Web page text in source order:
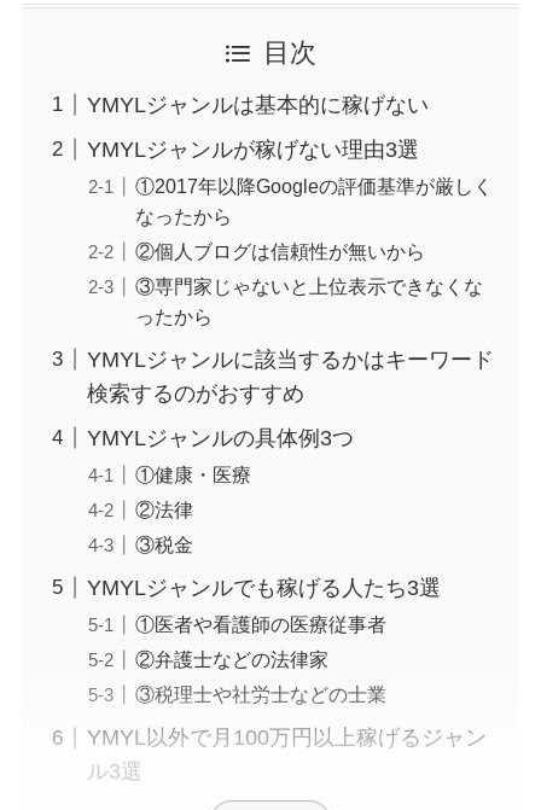
目次
YMYLジャンルは基本的に稼げない
YMYLジャンルが稼げない理由3選
①2017年以降Googleの評価基準が厳しく
なったから
②個人ブログは信頼性が無いから
③専門家じゃないと上位表示できなくな
ったから
YMYLジャンルに該当するかはキーワード
検索するのがおすすめ
YMYLジャンルの具体例3つ
①健康・医療
②法律
③税金
YMYLジャンルでも稼げる人たち3選
①医者や看護師の医療従事者
②弁護士などの法律家
③税理士や社労士などの士業
YMYL以外で月100万円以上稼げるジャン
ル3選